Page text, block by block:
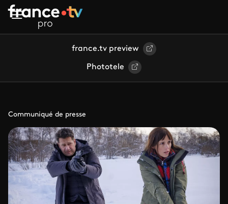
Aller au contenu principal
france.tv preview
Phototele
Communiqué de presse